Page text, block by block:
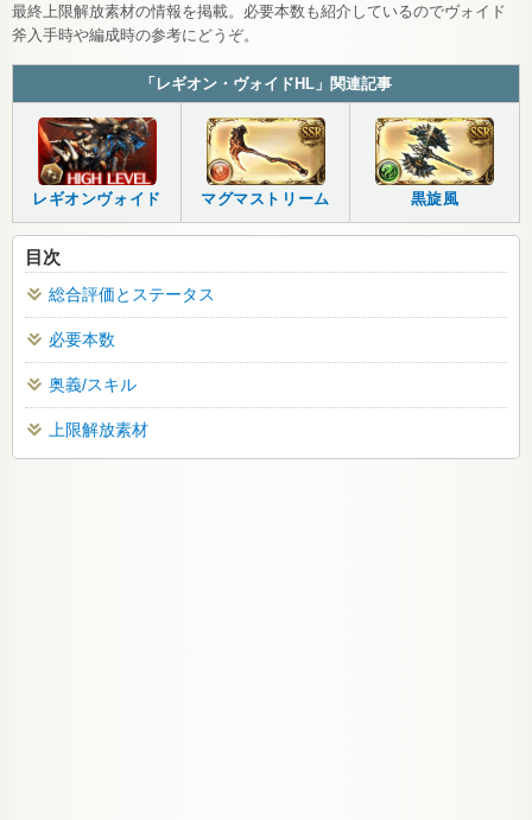
最終上限解放素材の情報を掲載。必要本数も紹介しているのでヴォイド
斧入手時や編成時の参考にどうぞ。
「レギオン・ヴォイドHL」関連記事
レギオンヴォイド マグマストリーム 黒旋風
目次
総合評価とステータス
必要本数
奥義/スキル
上限解放素材